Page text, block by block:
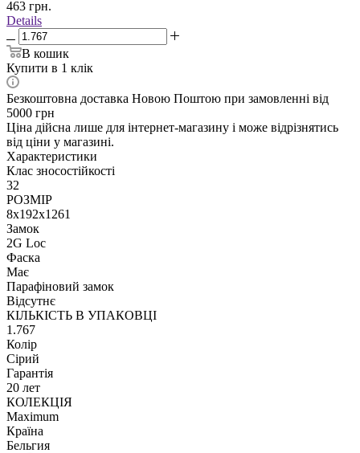
463 грн.
Details
В кошик
Купити в 1 клік
Безкоштовна доставка Новою Поштою при замовленні від
5000 грн
Ціна дійсна лише для інтернет-магазину і може відрізнятись
від ціни у магазині.
Характеристики
Клас зносостійкості
32
РОЗМІР
8х192х1261
Замок
2G Loc
Фаска
Має
Парафіновий замок
Відсутнє
КІЛЬКІСТЬ В УПАКОВЦІ
1.767
Колір
Сірий
Гарантія
20 лет
КОЛЕКЦІЯ
Maximum
Країна
Бельгия